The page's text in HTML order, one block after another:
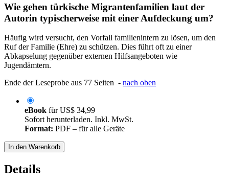
Wie gehen türkische Migrantenfamilien laut der
Autorin typischerweise mit einer Aufdeckung um?
Häufig wird versucht, den Vorfall familienintern zu lösen, um den
Ruf der Familie (Ehre) zu schützen. Dies führt oft zu einer
Abkapselung gegenüber externen Hilfsangeboten wie
Jugendämtern.
Ende der Leseprobe aus 77 Seiten - nach oben
eBook fürUS$ 34,99
Sofort herunterladen. Inkl. MwSt.
Format: PDF – für alle Geräte
In den Warenkorb
Details